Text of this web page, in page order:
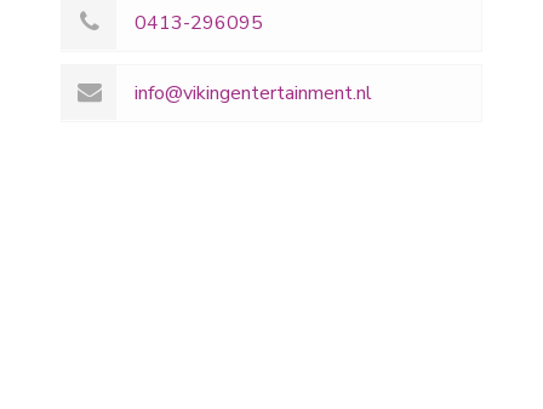
0413-296095
info@vikingentertainment.nl